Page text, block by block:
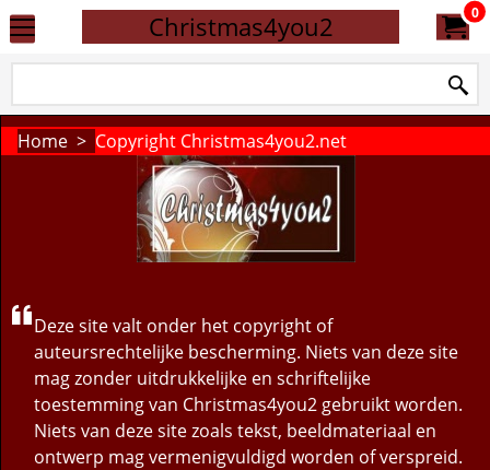
Christmas4you2 0
Home > Copyright Christmas4you2.net
Deze site valt onder het copyright of
auteursrechtelijke bescherming. Niets van deze site
mag zonder uitdrukkelijke en schriftelijke
toestemming van Christmas4you2 gebruikt worden.
Niets van deze site zoals tekst, beeldmateriaal en
ontwerp mag vermenigvuldigd worden of verspreid.